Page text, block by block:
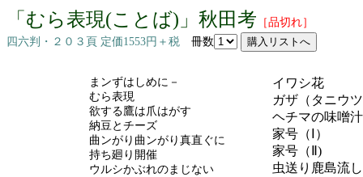
「むら表現(ことば)」秋田考 ［品切れ］
四六判・２０３頁 定価1553円＋税 冊数
まンずはしめに－
むら表現
欲する鷹は爪はがす
納豆とチーズ
曲ンがり曲ンがり真直ぐに
持ち廻り開催
ウルシかぶれのまじない
イワシ花
ガザ（タニウ
ヘチマの味噌汁
家号（Ⅰ）
家号（Ⅱ)
虫送り鹿島流し